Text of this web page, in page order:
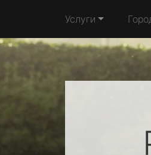
Услуги